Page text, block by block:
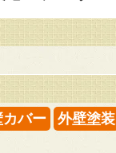
カバー 外壁塗装